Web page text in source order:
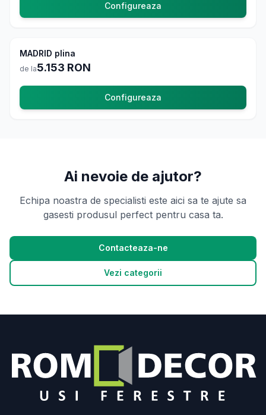
Configureaza
MADRID plina
de la5.153 RON
Configureaza
Ai nevoie de ajutor?
Echipa noastra de specialisti este aici sa te ajute sa
gasesti produsul perfect pentru casa ta.
Contacteaza-ne
Vezi categorii